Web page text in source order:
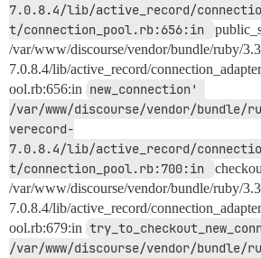
7.0.8.4/lib/active_record/
t/connection_pool.rb:656:in
/var/www/discourse/vendor/bundle/ruby/
7.0.8.4/lib/active_record/
ool.rb:656:in new_connection'
/var/www/discourse/vendor/bundle/
verecord-
7.0.8.4/lib/active_record/
t/connection_pool.rb:700:in
/var/www/discourse/vendor/bundle/ruby/
7.0.8.4/lib/active_record/
ool.rb:679:in
/var/www/discourse/vendor/bundle/